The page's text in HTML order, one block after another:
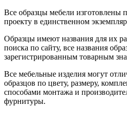
Все образцы мебели изготовлены
проекту в единственном
Образцы имеют названия для их
поиска по сайту, все названия
зарегистрированным товарным
Все мебельные изделия могут
образцов по цвету, размеру,
способами монтажа и
фурнитуры.